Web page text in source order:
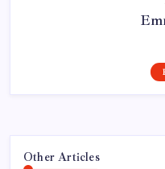
Other Articles